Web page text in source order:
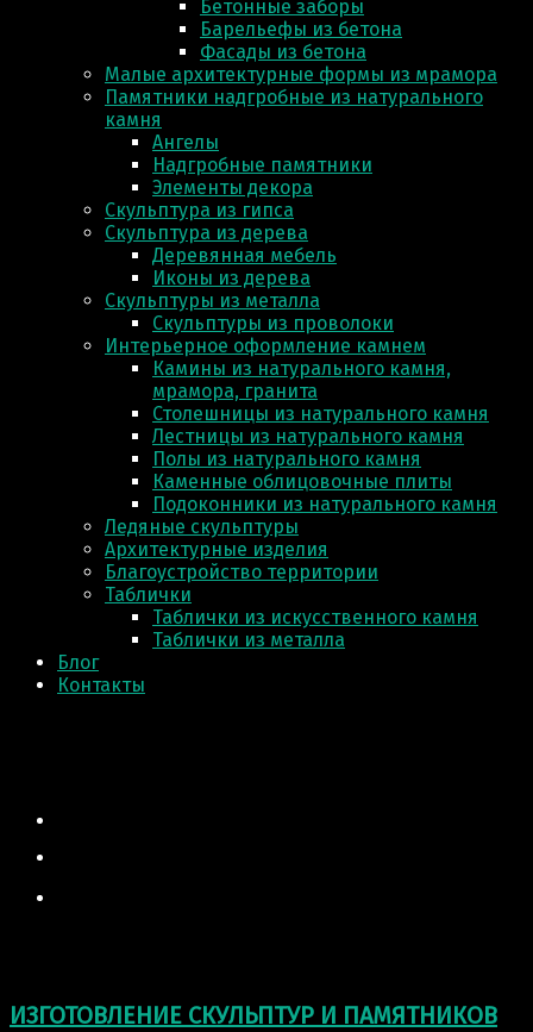
Бетонные заборы
Барельефы из бетона
Фасады из бетона
Малые архитектурные формы из мрамора
Памятники надгробные из натурального
камня
Ангелы
Надгробные памятники
Элементы декора
Скульптура из гипса
Скульптура из деревa
Деревянная мебель
Иконы из дерева
Скульптуры из металла
Скульптуры из проволоки
Интерьерное оформление камнем
Камины из натурального камня,
мрамора, гранита
Столешницы из натурального камня
Лестницы из натурального камня
Полы из натурального камня
Каменные облицовочные плиты
Подоконники из натурального камня
Ледяные скульптуры
Архитектурные изделия
Благоустройство территории
Таблички
Таблички из искусственного камня
Таблички из металла
Блог
Контакты
ИЗГОТОВЛЕНИЕ СКУЛЬПТУР И ПАМЯТНИКОВ